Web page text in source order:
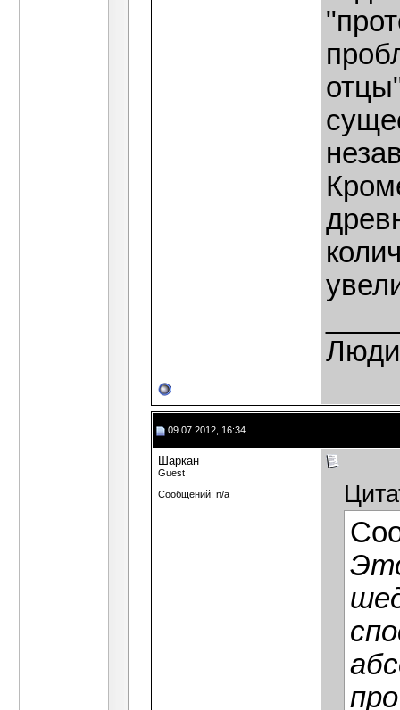
09.07.2012, 16:34
Шаркан
Guest
Сообщений: n/a